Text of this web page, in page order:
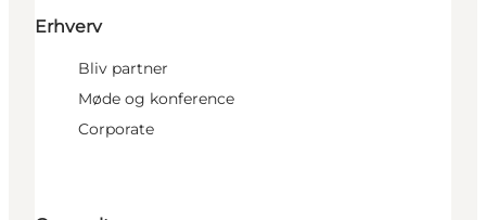
Erhverv
Bliv partner
Møde og konference
Corporate